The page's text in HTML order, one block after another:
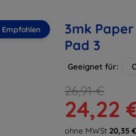
Empfohlen
3mk
Pad 3
Geeignet für:
26,91 €
24,22
ohne MWSt 20,35 €